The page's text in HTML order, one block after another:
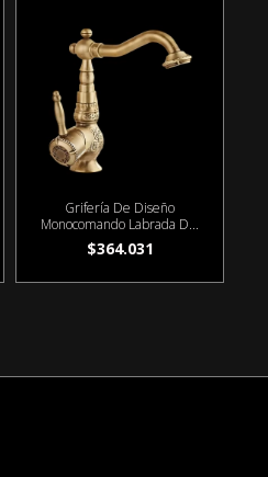
Grifería De Diseño
Monocomando Labrada D...
$364.031